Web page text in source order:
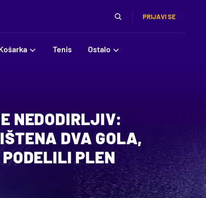
PRIJAVI SE
Tenis Ostalo
NEDODIRLJIV:
DVA GOLA,
PLEN